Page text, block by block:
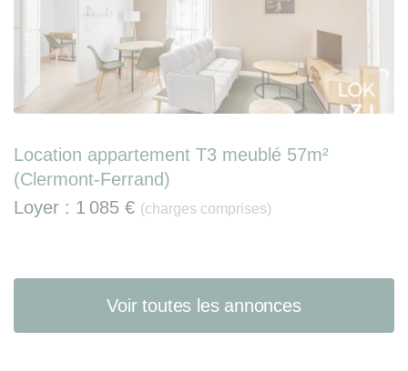
Location appartement T3 meublé 57m²
(Clermont-Ferrand)
Loyer : 1 085 € (charges comprises)
Voir toutes les annonces